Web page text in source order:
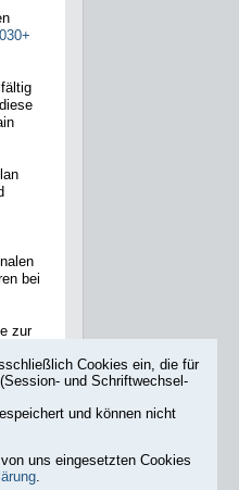
bei
zur
Cookies ein, die für
und Schriftwechsel-
und können nicht
uns eingesetzten Cookies
.